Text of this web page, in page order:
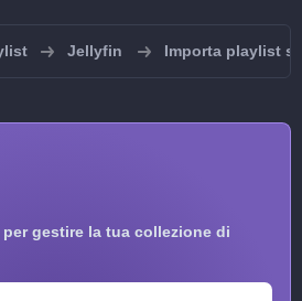
Jellyfin Importa playlist
gestire la tua collezione di